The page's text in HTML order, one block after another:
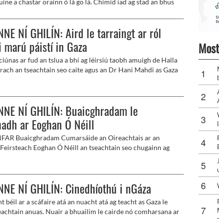
a chastar orainn ó lá go lá. Chímid iad ag stad an bhus
Tagann siad agus imíonn siad le gaoth. In amanna, áfach,
teagmháil súl agus meangadh beag cairdiúil le daoine cé
lucht aitheantais iad. Tharla a leithéid ar obair an lá
Bhí fear óg sa bhialann ag fáil bricfeasta le cairde agus ba
aird a bhí siad ag díriú air gur cuairteoir a bhí ann. Nuair a
imeacht amach ar an doras, dúirt duine den chuideachta,
NÍ GHILÍN: Aird le tarraingt ar ról
marú páistí in Gaza
ar fud an tslua a bhí ag léirsiú taobh amuigh de Halla
an tseachtain seo caite agus an Dr Hani Mahdi as Gaza
an Dr Mahdi ó bhí an 7 Deireadh Fómhair ann. Labhair sé
scriosta agus ar ógánaigh agus páistí a bheith ar iarraidh.
éisteachta míchompordach. De ghnáth ligimid
uainn ach ní raibh a leithéid fóirsteanach sa chás seo
torainn a bhí le cluinstin.
NÍ GHILÍN: Buaicghradam le
ar Eoghan Ó Néill
Buaicghradam Cumarsáide an Oireachtais ar an
Eoghan Ó Néill an tseachtain seo chugainn ag
NÍ GHILÍN: Cinedhíothú i nGáza
béil ar a scáfaire atá an nuacht atá ag teacht as Gaza le
anuas. Nuair a bhuailim le cairde nó comharsana ar